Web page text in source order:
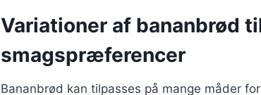
Variationer af bananbrød
smagspræferencer
Bananbrød kan tilpasses på mange måder